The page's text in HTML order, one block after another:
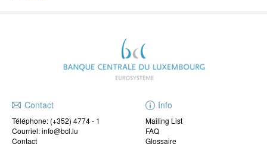
Contact
Téléphone: (+352) 4774 - 1
Courriel: info@bcl.lu
Contact
Info
Mailing List
FAQ
Glossaire